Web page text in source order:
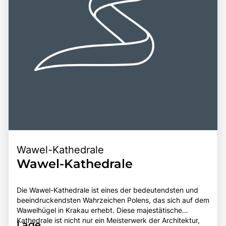
inneren Einkehr macht Jasna Góra zu einem
unvergesslichen Ziel für Reisende.
Wawel-Kathedrale
Wawel-Kathedrale
Die Wawel-Kathedrale ist eines der bedeutendsten und
beeindruckendsten Wahrzeichen Polens, das sich auf dem
Wawelhügel in Krakau erhebt. Diese majestätische
Kathedrale ist nicht nur ein Meisterwerk der Architektur,